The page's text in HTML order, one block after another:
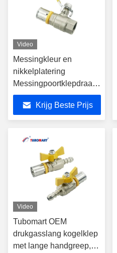
Video
Messingkleur en
nikkelplatering
Messingpoortklepdraad
Type BSP NPT
Corrosiebestendige klep
voor pijpleidingen
Krijg Beste Prijs
Video
Tubomart OEM
drukgasslang kogelklep
met lange handgreep,